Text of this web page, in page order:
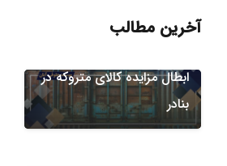
آخرین مطالب
ابطال مزایده کالای متروکه در
بنادر